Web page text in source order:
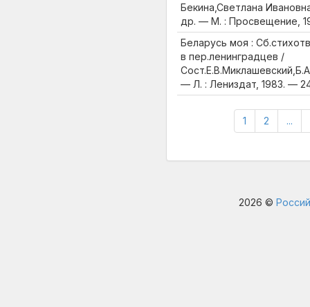
Бекина,Светлана
др. — М. : Просвещение,
Беларусь моя :
в пер.ленинградцев /
— Л. : Лениздат, 1983. —
1 2 ...
2026 ©